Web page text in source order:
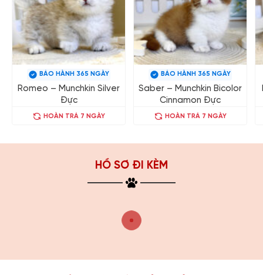
BẢO HÀNH 365 NGÀY
Romeo – Munchkin Silver
Đực
HOÀN TRẢ 7 NGÀY
BẢO HÀNH 365 NGÀY
Saber – Munchkin Bicolor
Cinnamon Đực
HOÀN TRẢ 7 NGÀY
HỒ SƠ ĐI KÈM